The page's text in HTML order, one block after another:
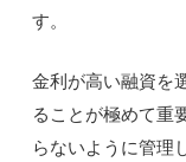
す。
金利が高い融資を
ることが極めて重
らないように管理